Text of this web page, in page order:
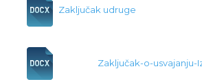
Zaključak udruge
Zaključak-o-usvajanju-